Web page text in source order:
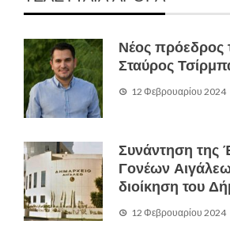
Νέος
Σταύρος
12 Φεβρουαρίου 2024
Συνάντηση της
Γονέων
διοίκηση του
12 Φεβρουαρίου 2024